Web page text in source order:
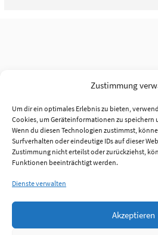
Zustimmung
Um dir ein optimales Erlebnis zu bieten,
Cookies, um Geräteinformationen zu
Wenn du diesen Technologien zustimmst,
Surfverhalten oder eindeutige IDs auf dieser
Zustimmung nicht erteilst oder zurückziehst,
Funktionen beeinträchtigt werden.
Dienste verwalten
Akzeptieren